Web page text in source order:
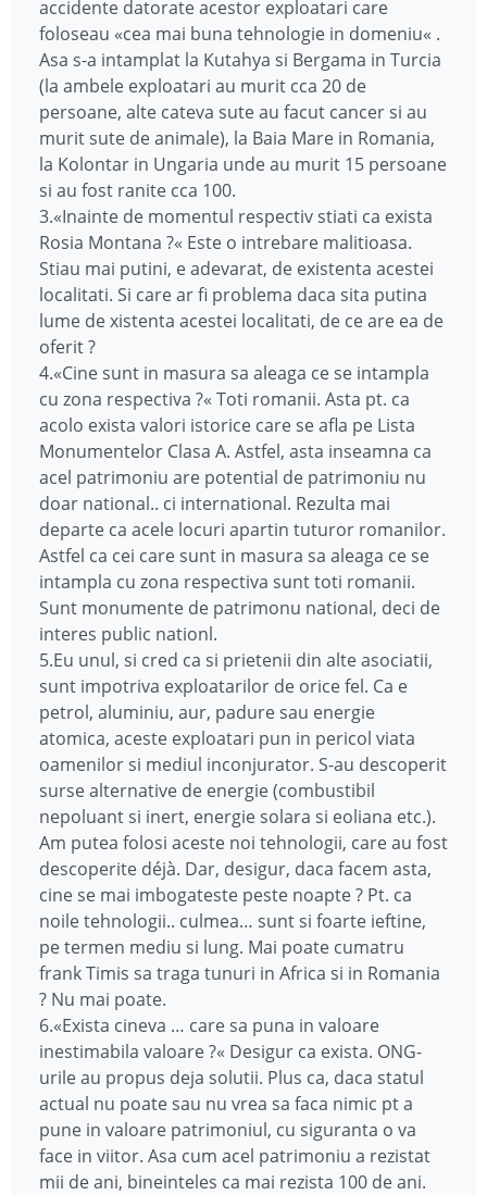
accidente datorate acestor exploatari care
foloseau «cea mai buna tehnologie in domeniu« .
Asa s-a intamplat la Kutahya si Bergama in Turcia
(la ambele exploatari au murit cca 20 de
persoane, alte cateva sute au facut cancer si au
murit sute de animale), la Baia Mare in Romania,
la Kolontar in Ungaria unde au murit 15 persoane
si au fost ranite cca 100.
3.«Inainte de momentul respectiv stiati ca exista
Rosia Montana ?« Este o intrebare malitioasa.
Stiau mai putini, e adevarat, de existenta acestei
localitati. Si care ar fi problema daca sita putina
lume de xistenta acestei localitati, de ce are ea de
oferit ?
4.«Cine sunt in masura sa aleaga ce se intampla
cu zona respectiva ?« Toti romanii. Asta pt. ca
acolo exista valori istorice care se afla pe Lista
Monumentelor Clasa A. Astfel, asta inseamna ca
acel patrimoniu are potential de patrimoniu nu
doar national.. ci international. Rezulta mai
departe ca acele locuri apartin tuturor romanilor.
Astfel ca cei care sunt in masura sa aleaga ce se
intampla cu zona respectiva sunt toti romanii.
Sunt monumente de patrimonu national, deci de
interes public nationl.
5.Eu unul, si cred ca si prietenii din alte asociatii,
sunt impotriva exploatarilor de orice fel. Ca e
petrol, aluminiu, aur, padure sau energie
atomica, aceste exploatari pun in pericol viata
oamenilor si mediul inconjurator. S-au descoperit
surse alternative de energie (combustibil
nepoluant si inert, energie solara si eoliana etc.).
Am putea folosi aceste noi tehnologii, care au fost
descoperite déjà. Dar, desigur, daca facem asta,
cine se mai imbogateste peste noapte ? Pt. ca
noile tehnologii.. culmea… sunt si foarte ieftine,
pe termen mediu si lung. Mai poate cumatru
frank Timis sa traga tunuri in Africa si in Romania
? Nu mai poate.
6.«Exista cineva … care sa puna in valoare
inestimabila valoare ?« Desigur ca exista. ONG-
urile au propus deja solutii. Plus ca, daca statul
actual nu poate sau nu vrea sa faca nimic pt a
pune in valoare patrimoniul, cu siguranta o va
face in viitor. Asa cum acel patrimoniu a rezistat
mii de ani, bineinteles ca mai rezista 100 de ani.